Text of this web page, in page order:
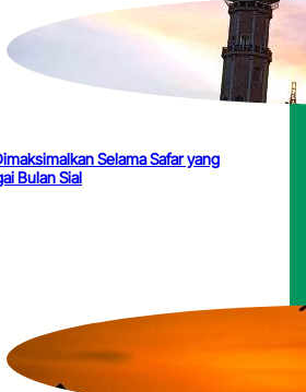
Selama Safar yang
Bulan Sial